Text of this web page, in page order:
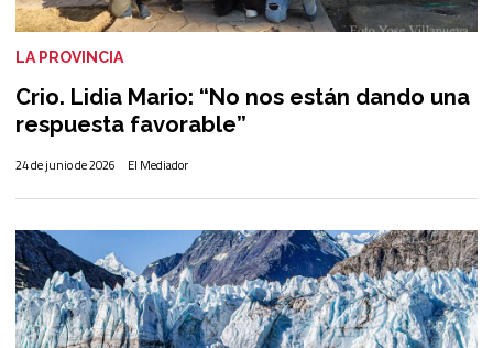
Crio. Lidia Mario: “No nos están dando una
respuesta favorable”
El Mediador
LA PROVINCIA
24 de junio de 2026